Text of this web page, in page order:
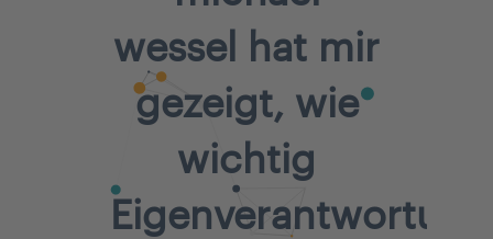
wessel hat mir
gezeigt, wie
wichtig
Eigenverantwortung